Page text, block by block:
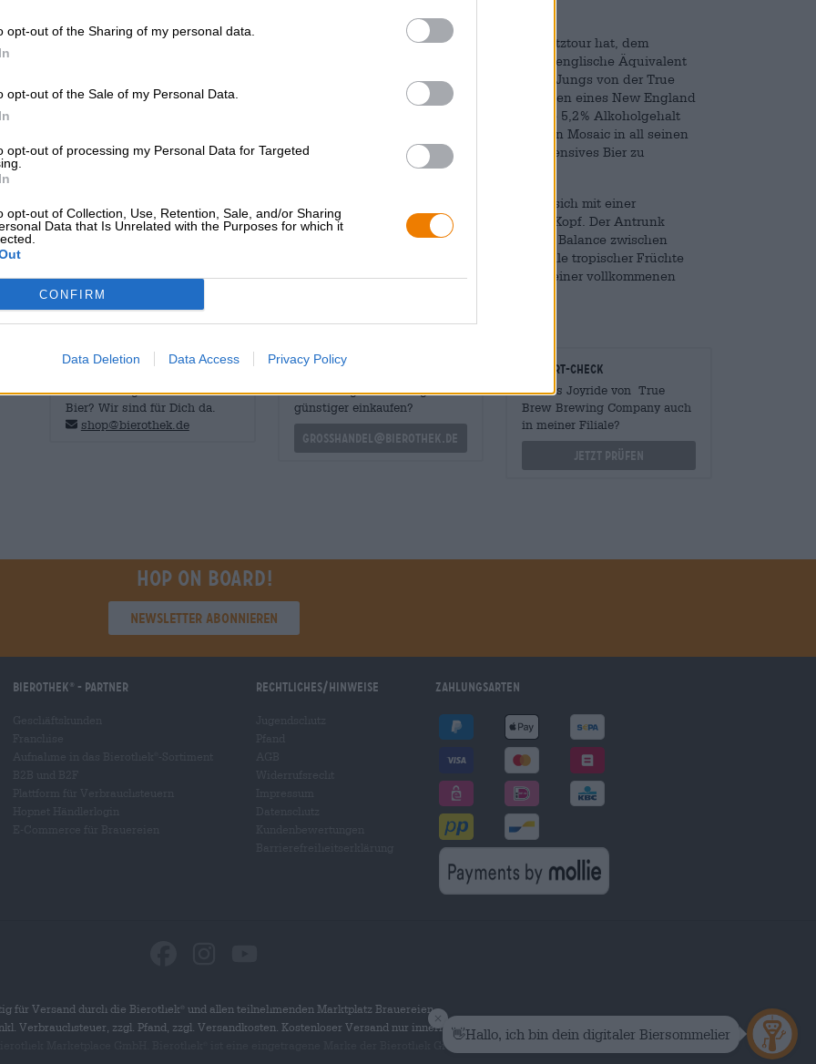
opt-out of the Sharing of my personal data.
opt-out of the Sale of my Personal Data.
opt-out of processing my Personal Data for Targeted
opt-out of Collection, Use, Retention, Sale, and/or Sharing
Data that Is Unrelated with the Purposes for which it
CONFIRM
Data Deletion Data Access Privacy Policy
Wer gerade keine Zeit, kein Auto oder keine passende Gesellschaft für eine Spritztour hat, dem
empfehlen wir das gleichnamige Bier aus dem Hause True Brew. Joyride ist das englische Äquivalent
zum deutschen Begriff „Spritztour“ und ein saftiges Pale Ale aus München. Die Jungs von der True
Brew Brewing Company haben das klassische American Pale Ale mit den Vorteilen eines New England
Pale Ales kombiniert und ein echtes Sahnestück kreiert. Das Pale Ale hat süffige 5,2% Alkoholgehalt
und wird mit einer einzigen Hopfensorte gebraut: Joyride präsentiert den Hopfen Mosaic in all seinen
Facetten und zeigt, dass es keine zehn Sorten Hopfen braucht, um ein aromaintensives Bier zu
True Brews Pale Ale fließt in naturtrübem Bernsteingold ins Glas und schmückt sich mit einer
stattlichen Schaumkrone. Der tropisch-fruchtige Duft verdreht einem schier den Kopf. Der Antrunk
offenbart einen mittelschweren Körper mit sanfter Kohlensäure und einer feinen Balance zwischen
Süße und Bittere. Geschmacklich kann man sich Joyride wie eine saftige Flutwelle tropischer Früchte
vorstellen, die sich mit Noten von Kräutern, Pinienharz und bitterem Hopfen zu einer vollkommenen
Mischung vereint.
KOSTENFREIE BIERATUNG
Du hast Fragen zu diesem
Bier? Wir sind für Dich da.
shop@bierothek.de
Händler oder Gastronomen
Du willst größere Mengen
günstiger einkaufen?
grosshandel@bierothek.de
Vor-Ort-Check
Gibt es Joyride von True
Brew Brewing Company auch
in meiner Filiale?
Jetzt prüfen
Hop on board!
Newsletter abonnieren
Bierothek - Partner Rechtliches/Hinweise Zahlungsarten
für Versand durch die Bierothek
und allen teilnehmenden Marktplatz Brauereien
Verbrauchsteuer, zzgl. Pfand, zzgl. Versandkosten. Kostenloser Versand nur innerhalb Deutschlands.
ist eine eingetragene Marke der Bierothek Group GmbH. Alle Rechte vorbehalten.